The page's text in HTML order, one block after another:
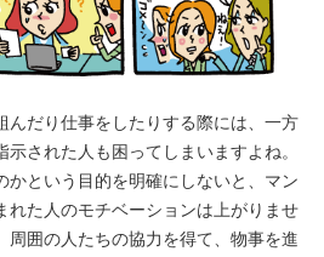
んだり仕事をしたりする際には、一方
された人も困ってしまいますよね。
かという目的を明確にしないと、マン
れた人のモチベーションは上がりませ
周囲の人たちの協力を得て、物事を進